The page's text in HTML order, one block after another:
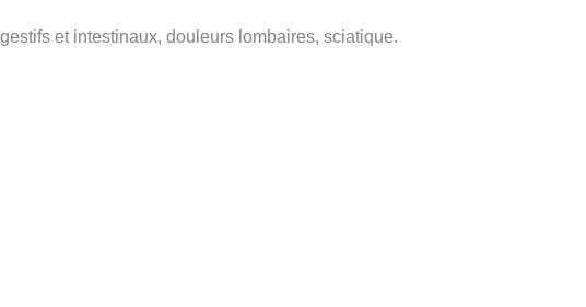
et intestinaux, douleurs lombaires, sciatique.